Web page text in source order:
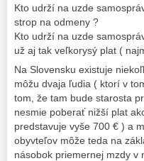
Kto udrží na uzde
strop na odmeny ?
Kto udrží na uzde
už aj tak veľkorysý plat (
Na Slovensku existuje
môžu dvaja ľudia ( ktorí v
tom, že tam bude starosta
nesmie poberať nižší plat
predstavuje vyše 700 € ) a
obyvteľov môže teda na
násobok priemernej mzdy v